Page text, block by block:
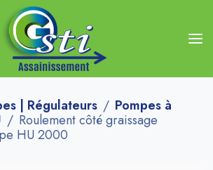
| Régulateurs
Pompes à
Roulement côté graissage
HU 2000